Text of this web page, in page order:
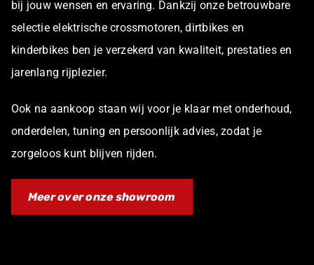
bij jouw wensen en ervaring. Dankzij onze betrouwbare
selectie elektrische crossmotoren, dirtbikes en
kinderbikes ben je verzekerd van kwaliteit, prestaties en
jarenlang rijplezier.
Ook na aankoop staan wij voor je klaar met onderhoud,
onderdelen, tuning en persoonlijk advies, zodat je
zorgeloos kunt blijven rijden.
Meer over onze showroom